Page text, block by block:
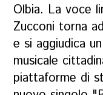
Olbia. La voce
Zucconi torna
e si aggiudica
musicale
piattaforme di